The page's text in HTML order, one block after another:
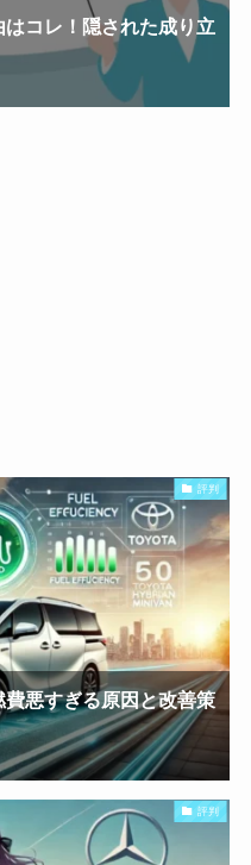
コレ！隠された成り立
評判
悪すぎる原因と改善策
評判